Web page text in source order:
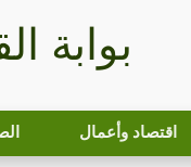
بوابة
اقتصاد وأعمال